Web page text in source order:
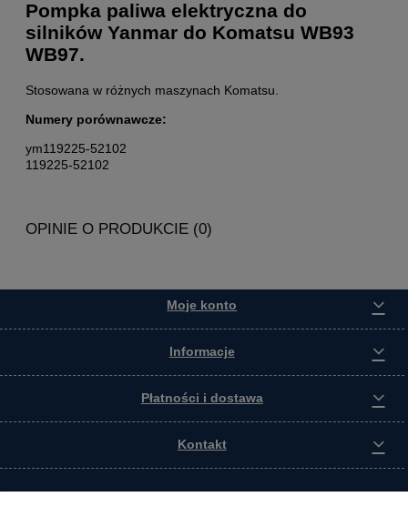
Pompka paliwa elektryczna do
silników Yanmar do Komatsu WB93
WB97.
Stosowana w różnych maszynach Komatsu.
Numery porównawcze:
ym119225-52102
119225-52102
OPINIE O PRODUKCIE (0)
Moje konto
Informacje
Płatności i dostawa
Kontakt